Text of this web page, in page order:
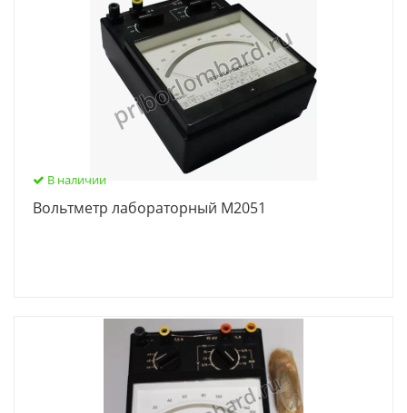
В наличии
Вольтметр лабораторный М2051